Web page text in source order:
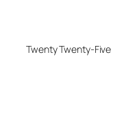
Twenty Twenty-Five